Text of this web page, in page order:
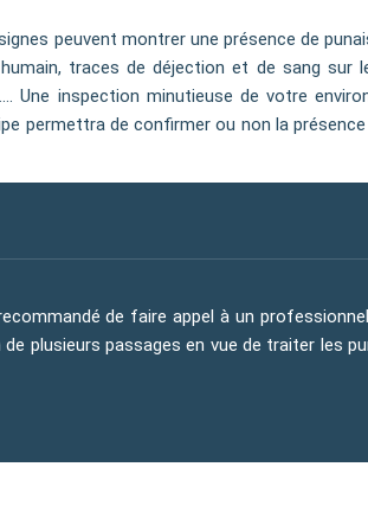
peuvent montrer une présence de
traces de déjection et de sang sur
Une inspection minutieuse de votre
permettra de confirmer ou non la
de faire appel à un
plusieurs passages en vue de traiter les